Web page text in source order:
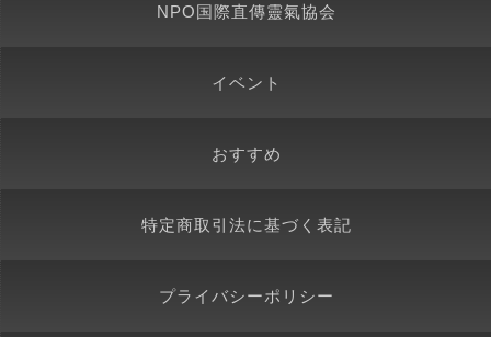
NPO国際直傳靈氣協会
イベント
おすすめ
特定商取引法に基づく表記
プライバシーポリシー